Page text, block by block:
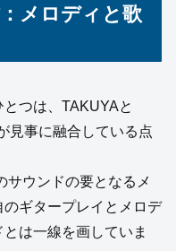
メロディと歌
とつは、TAKUYAと
見事に融合している点
サウンドの要となるメ
ギタープレイとメロデ
は一線を画していま